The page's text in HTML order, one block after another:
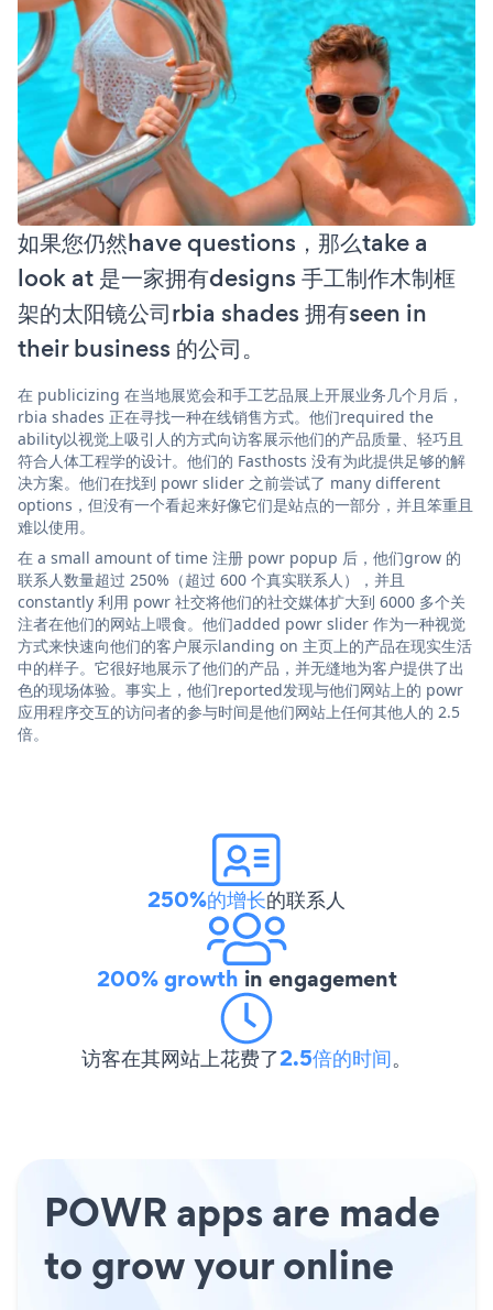
如果您仍然have questions，那么take a
look at 是一家拥有designs 手工制作木制框
架的太阳镜公司rbia shades 拥有seen in
their business 的公司。
在 publicizing 在当地展览会和手工艺品展上开展业务几个月后，
rbia shades 正在寻找一种在线销售方式。他们required the
ability以视觉上吸引人的方式向访客展示他们的产品质量、轻巧且
符合人体工程学的设计。他们的 Fasthosts 没有为此提供足够的解
决方案。他们在找到 powr slider 之前尝试了 many different
options，但没有一个看起来好像它们是站点的一部分，并且笨重且
难以使用。
在 a small amount of time 注册 powr popup 后，他们grow 的
联系人数量超过 250%（超过 600 个真实联系人），并且
constantly 利用 powr 社交将他们的社交媒体扩大到 6000 多个关
注者在他们的网站上喂食。他们added powr slider 作为一种视觉
方式来快速向他们的客户展示landing on 主页上的产品在现实生活
中的样子。它很好地展示了他们的产品，并无缝地为客户提供了出
色的现场体验。事实上，他们reported发现与他们网站上的 powr
应用程序交互的访问者的参与时间是他们网站上任何其他人的 2.5
倍。
250%的增长的联系人
200% growth in engagement
访客在其网站上花费了2.5倍的时间。
POWR apps are made
to grow your online